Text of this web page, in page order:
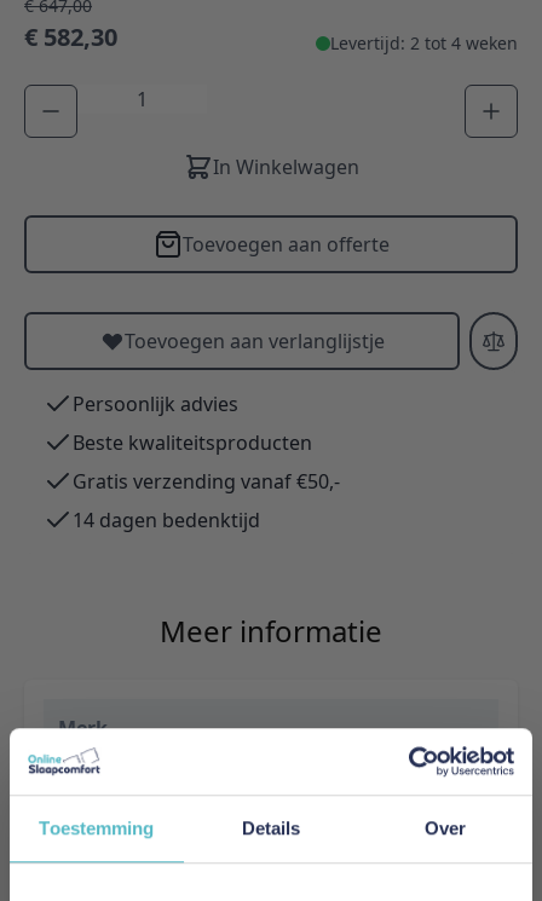
Toestemming Details Over
€ 647,00
€ 582,30 Levertijd: 2 tot 4 weken
Aantal
In Winkelwagen
Toevoegen aan offerte
Toevoegen aan verlanglijstje
Persoonlijk advies
Beste kwaliteitsproducten
Gratis verzending vanaf €50,-
14 dagen bedenktijd
Meer informatie
Merk
Innovation Living
EAN